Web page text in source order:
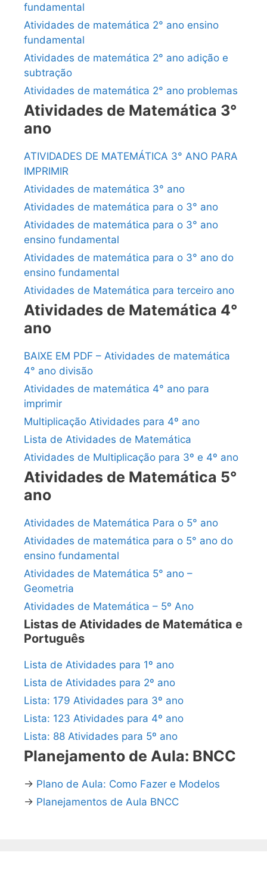
fundamental
Atividades de matemática 2° ano ensino
fundamental
Atividades de matemática 2° ano adição e
subtração
Atividades de matemática 2° ano problemas
Atividades de Matemática 3°
ano
ATIVIDADES DE MATEMÁTICA 3° ANO PARA
IMPRIMIR
Atividades de matemática 3° ano
Atividades de matemática para o 3° ano
Atividades de matemática para o 3° ano
ensino fundamental
Atividades de matemática para o 3° ano do
ensino fundamental
Atividades de Matemática para terceiro ano
Atividades de Matemática 4°
ano
BAIXE EM PDF – Atividades de matemática
4° ano divisão
Atividades de matemática 4° ano para
imprimir
Multiplicação Atividades para 4º ano
Lista de Atividades de Matemática
Atividades de Multiplicação para 3º e 4º ano
Atividades de Matemática 5°
ano
Atividades de Matemática Para o 5° ano
Atividades de matemática para o 5° ano do
ensino fundamental
Atividades de Matemática 5° ano –
Geometria
Atividades de Matemática – 5º Ano
Listas de Atividades de Matemática e
Português
Lista de Atividades para 1º ano
Lista de Atividades para 2º ano
Lista: 179 Atividades para 3º ano
Lista: 123 Atividades para 4º ano
Lista: 88 Atividades para 5º ano
Planejamento de Aula: BNCC
→ Plano de Aula: Como Fazer e Modelos
→ Planejamentos de Aula BNCC